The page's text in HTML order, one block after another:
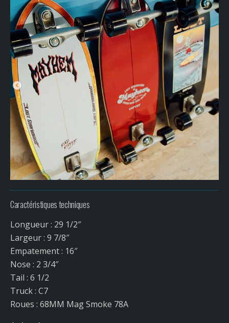
Caractéristiques techniques
Longueur : 29 1/2″
Largeur : 9 7/8″
Empatement : 16″
Nose : 2 3/4″
Tail : 6 1/2
Truck : C7
Roues : 68MM Mag Smoke 78A